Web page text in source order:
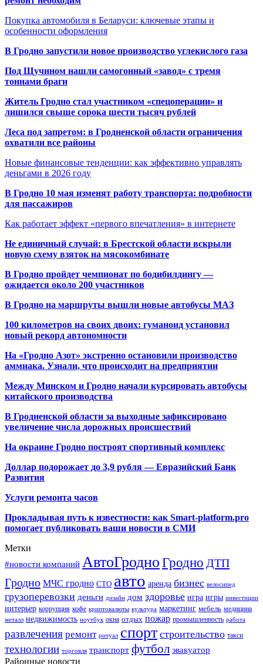
Покупка автомобиля в Беларуси: ключевые этапы и
особенности оформления
В Гродно запустили новое производство углекислого газа
Под Щучином нашли самогонный «завод» с тремя
тоннами браги
Житель Гродно стал участником «спецоперации» и
лишился свыше сорока шести тысяч рублей
Леса под запретом: в Гродненской области ограничения
охватили все районы
Новые финансовые тенденции: как эффективно управлять
деньгами в 2026 году
В Гродно 10 мая изменят работу транспорта: подробности
для пассажиров
Как работает эффект «первого впечатления» в интернете
Не единичный случай: в Брестской области вскрыли
новую схему взяток на мясокомбинате
В Гродно пройдет чемпионат по бодибилдингу —
ожидается около 200 участников
В Гродно на маршруты вышли новые автобусы МАЗ
100 километров на своих двоих: гуманоид установил
новый рекорд автономности
На «Гродно Азот» экстренно остановили производство
аммиака. Узнали, что происходит на предприятии
Между Минском и Гродно начали курсировать автобусы
китайского производства
В Гродненской области за выходные зафиксировано
увеличение числа дорожных происшествий
На окраине Гродно построят спортивный комплекс
Доллар подорожает до 3,9 рубля — Евразийский Банк
Развития
Услуги ремонта часов
Прокладывая путь к известности: как Smart-platform.pro
помогает публиковать ваши новости в СМИ
Метки
#новости компаний АвтоГродноГродно ДТП
Гродно МЧС гродно СТО авто аренда бизнес велосипед
грузоперевозки деньги дизайн дом здоровье игра игры инвестиции
интерьер коррупция кофе криптовалюты культура маркетинг мебель медицина
металл недвижимость ноутбук окна отдых пожар промышленность работа
развлечения ремонт ритуал спорт строительство такси
технологии торговля транспорт футбол эвакуатор
Районные новости